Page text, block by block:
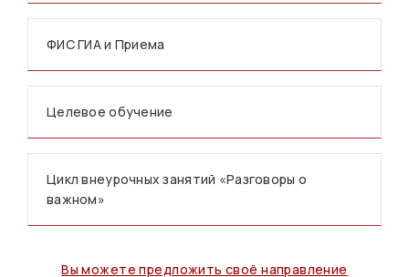
ФИС ГИА и Приема
Целевое обучение
Цикл внеурочных занятий «Разговоры о
важном»
Вы можете предложить своё направление